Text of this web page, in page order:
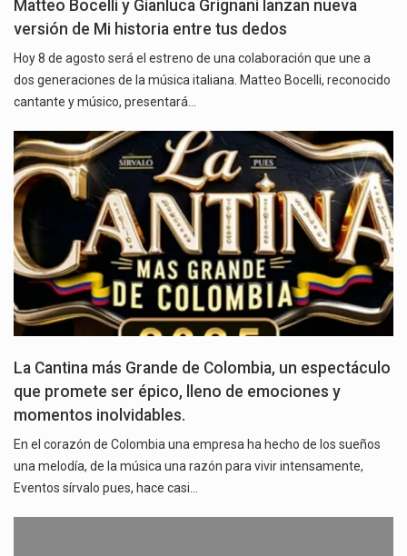
Matteo Bocelli y Gianluca Grignani lanzan nueva
versión de Mi historia entre tus dedos
Hoy 8 de agosto será el estreno de una colaboración que une a
dos generaciones de la música italiana. Matteo Bocelli, reconocido
cantante y músico, presentará…
La Cantina más Grande de Colombia, un espectáculo
que promete ser épico, lleno de emociones y
momentos inolvidables.
En el corazón de Colombia una empresa ha hecho de los sueños
una melodía, de la música una razón para vivir intensamente,
Eventos sírvalo pues, hace casi…